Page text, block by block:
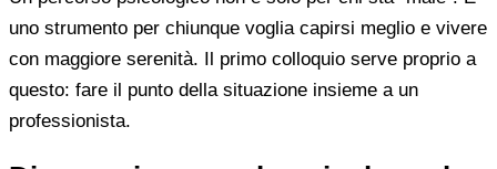
uno strumento per chiunque voglia capirsi meglio e vivere
con maggiore serenità. Il primo colloquio serve proprio a
questo: fare il punto della situazione insieme a un
professionista.